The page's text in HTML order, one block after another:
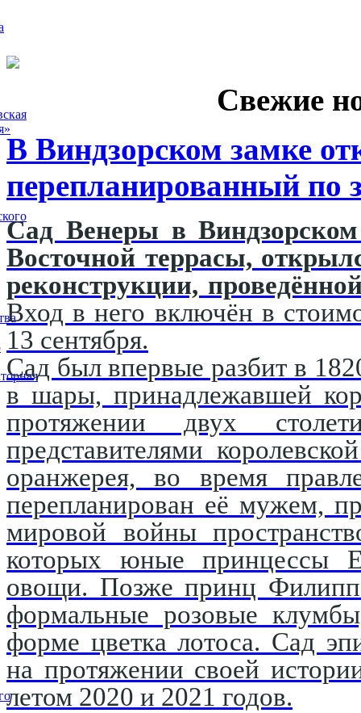
Свежие
В Виндзорском замке
перепланированный
Сад Венеры в
Восточной террасы,
реконструкции,
Вход в него включён в
13 сентября.
Сад был впервые разбит в
в шары, принадлежавшей
протяжении двух
представителями
оранжерея, во время
перепланирован её мужем,
мировой войны
которых юные принцессы
овощи. Позже принц Филипп
формальные розовые
форме цветка лотоса. Сад
на протяжении своей
летом 2020 и 2021 годов.